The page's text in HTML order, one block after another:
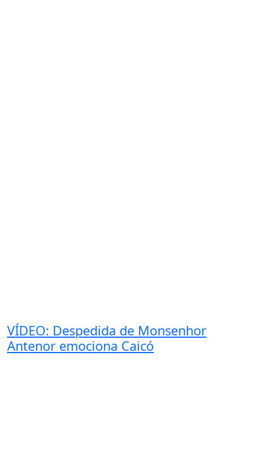
VÍDEO: Despedida de Monsenhor
Antenor emociona Caicó